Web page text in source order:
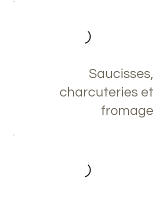
Saucisses,
charcuteries et
fromage